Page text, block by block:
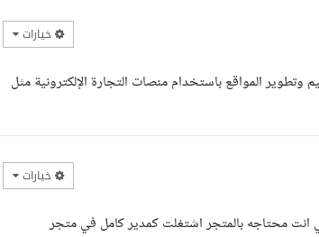
خيارات
المواقع باستخدام منصات التجارة الإلكترونية مثل
خيارات
محتاجه بالمتجر اشتغلت كمدير كامل في متجر